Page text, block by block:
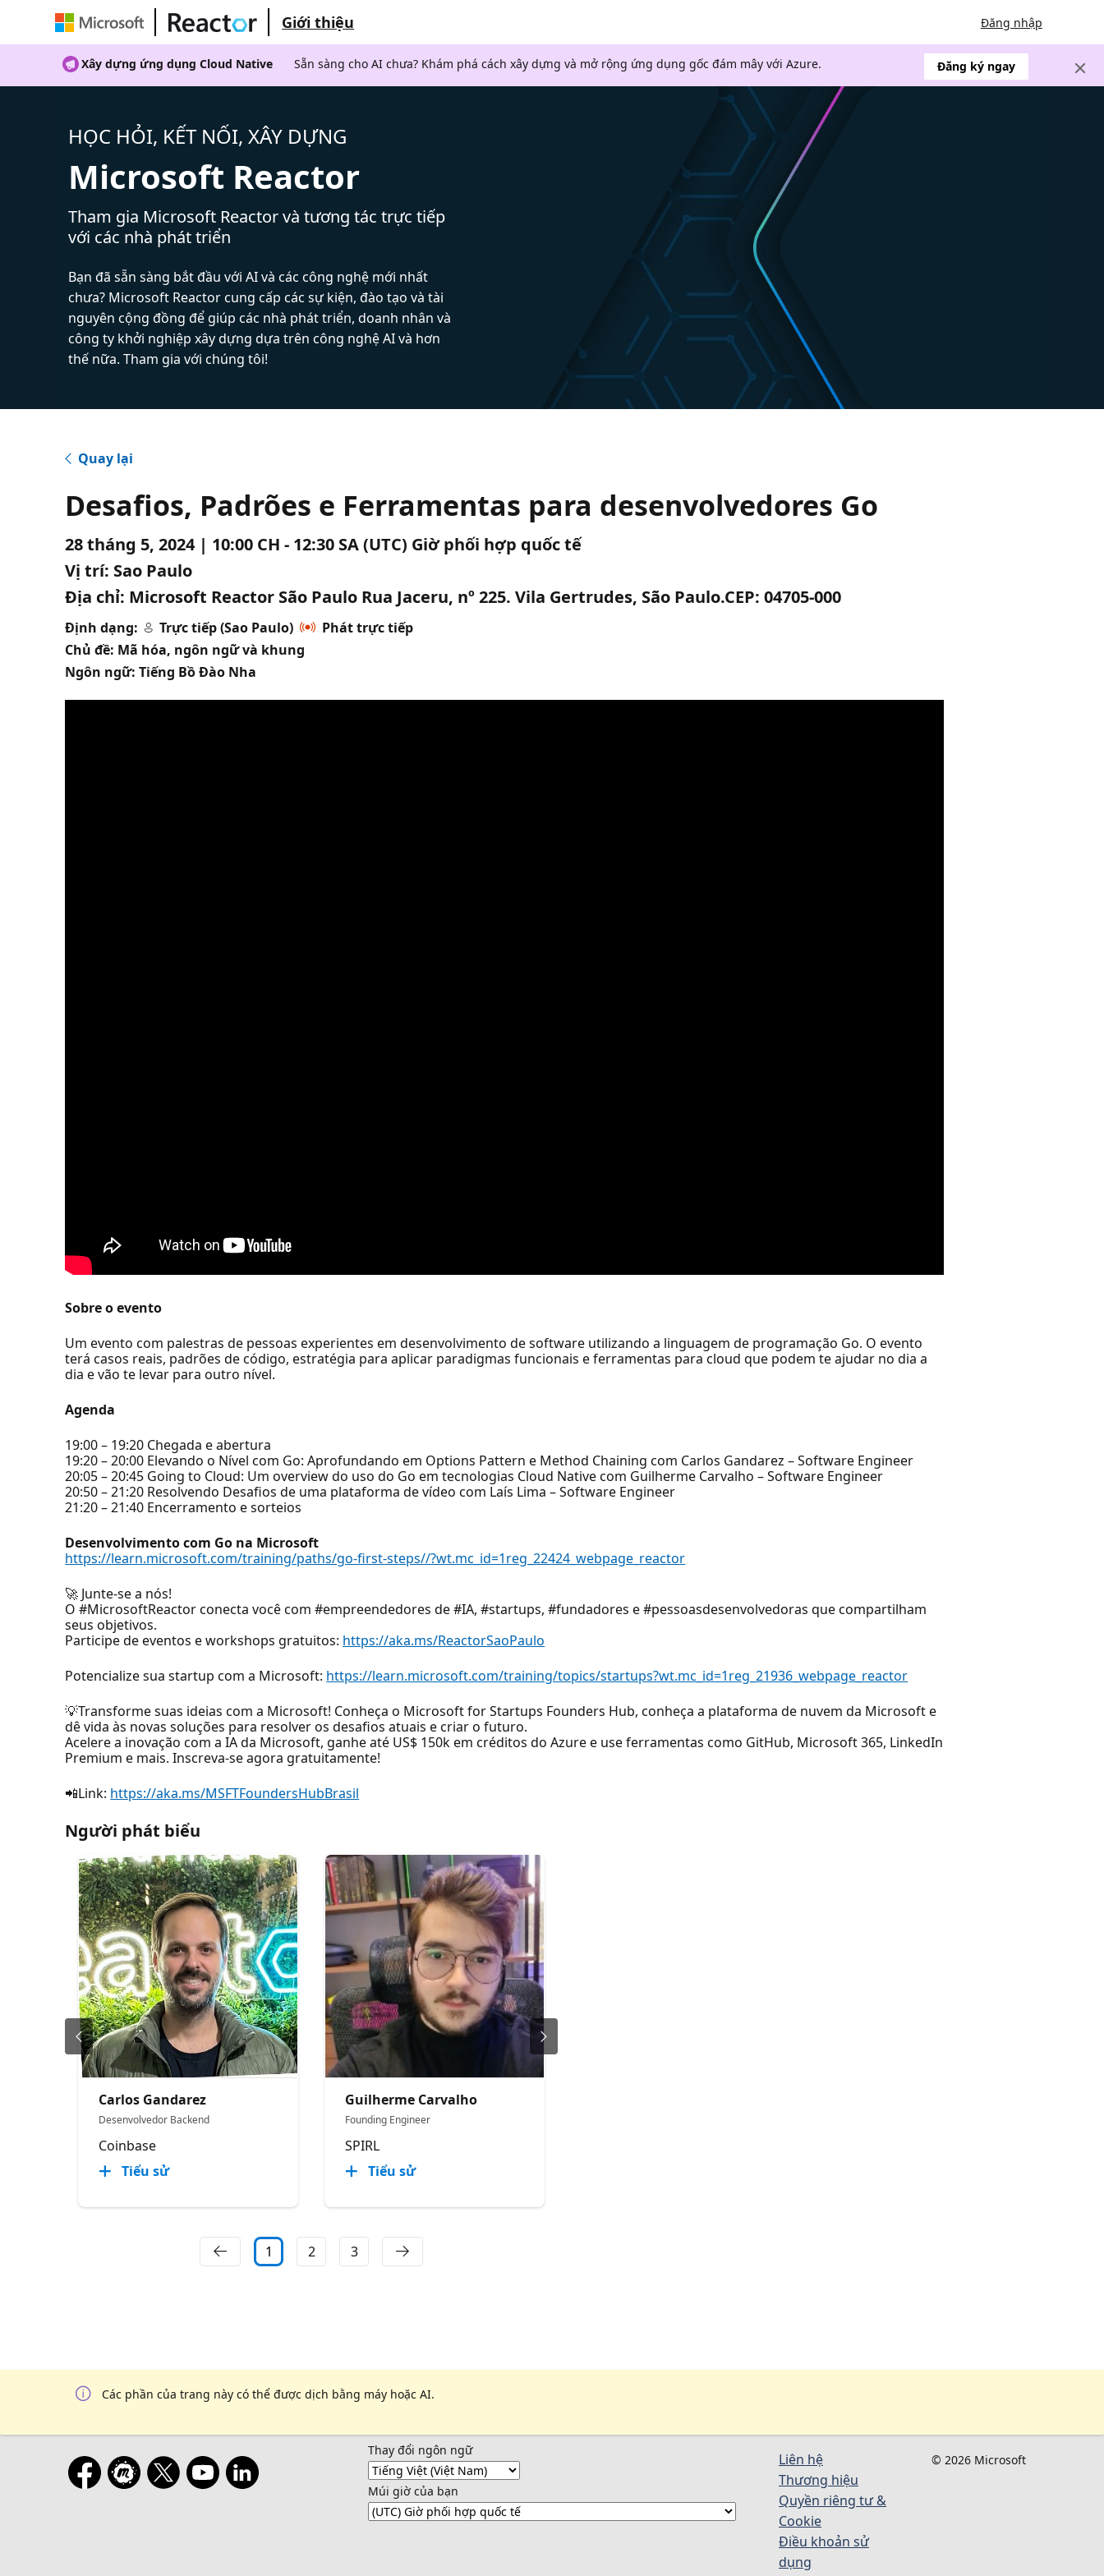
Giới thiệu Đăng nhập
Xây dựng ứng dụng Cloud Native Sẵn sàng cho AI chưa? Khám phá cách xây dựng và mở rộng ứng dụng gốc đám mây với Azure. Đăng ký ngay
HỌC HỎI, KẾT NỐI, XÂY DỰNG
Microsoft Reactor
Tham gia Microsoft Reactor và tương tác trực tiếp
với các nhà phát triển
Bạn đã sẵn sàng bắt đầu với AI và các công nghệ mới nhất
chưa? Microsoft Reactor cung cấp các sự kiện, đào tạo và tài
nguyên cộng đồng để giúp các nhà phát triển, doanh nhân và
công ty khởi nghiệp xây dựng dựa trên công nghệ AI và hơn
thế nữa. Tham gia với chúng tôi!
Quay lại
Desafios, Padrões e Ferramentas para desenvolvedores Go
28 tháng 5, 2024 | 10:00 CH - 12:30 SA (UTC) Giờ phối hợp quốc tế
Vị trí: Sao Paulo
Địa chỉ: Microsoft Reactor São Paulo Rua Jaceru, nº 225. Vila Gertrudes, São Paulo.CEP: 04705-000
Định dạng: Trực tiếp (Sao Paulo)
Phát trực tiếp
Chủ đề: Mã hóa, ngôn ngữ và khung
Ngôn ngữ: Tiếng Bồ Đào Nha
Sobre o evento
Um evento com palestras de pessoas experientes em desenvolvimento de software utilizando a linguagem de programação Go. O evento
terá casos reais, padrões de código, estratégia para aplicar paradigmas funcionais e ferramentas para cloud que podem te ajudar no dia a
dia e vão te levar para outro nível.
Agenda
19:00 – 19:20 Chegada e abertura
19:20 – 20:00 Elevando o Nível com Go: Aprofundando em Options Pattern e Method Chaining com Carlos Gandarez – Software Engineer
20:05 – 20:45 Going to Cloud: Um overview do uso do Go em tecnologias Cloud Native com Guilherme Carvalho – Software Engineer
20:50 – 21:20 Resolvendo Desafios de uma plataforma de vídeo com Laís Lima – Software Engineer
21:20 – 21:40 Encerramento e sorteios
Desenvolvimento com Go na Microsoft
https://learn.microsoft.com/training/paths/go-first-steps//?wt.mc_id=1reg_22424_webpage_reactor
🚀 Junte-se a nós!
O #MicrosoftReactor conecta você com #empreendedores de #IA, #startups, #fundadores e #pessoasdesenvolvedoras que compartilham
seus objetivos.
Participe de eventos e workshops gratuitos: https://aka.ms/ReactorSaoPaulo
Potencialize sua startup com a Microsoft: https://learn.microsoft.com/training/topics/startups?wt.mc_id=1reg_21936_webpage_reactor
💡Transforme suas ideias com a Microsoft! Conheça o Microsoft for Startups Founders Hub, conheça a plataforma de nuvem da Microsoft e
dê vida às novas soluções para resolver os desafios atuais e criar o futuro.
Acelere a inovação com a IA da Microsoft, ganhe até US$ 150k em créditos do Azure e use ferramentas como GitHub, Microsoft 365, LinkedIn
Premium e mais. Inscreva-se agora gratuitamente!
📲Link: https://aka.ms/MSFTFoundersHubBrasil
Người phát biểu
Carlos Gandarez
Desenvolvedor Backend
Coinbase
Tiểu sử
Guilherme Carvalho
Founding Engineer
SPIRL
Tiểu sử
1 2 3
Các phần của trang này có thể được dịch bằng máy hoặc AI.
Thay đổi ngôn ngữ
Múi giờ của bạn
Liên hệ
Thương hiệu
Quyền riêng tư &
Cookie
Điều khoản sử
dụng
© 2026 Microsoft